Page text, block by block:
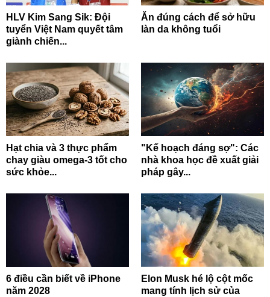
HLV Kim Sang Sik: Đội
tuyển Việt Nam quyết tâm
giành chiến...
Ăn đúng cách để sở hữu
làn da không tuổi
Hạt chia và 3 thực phẩm
chay giàu omega-3 tốt cho
sức khỏe...
"Kế hoạch đáng sợ": Các
nhà khoa học đề xuất giải
pháp gây...
6 điều cần biết về iPhone
năm 2028
Elon Musk hé lộ cột mốc
mang tính lịch sử của